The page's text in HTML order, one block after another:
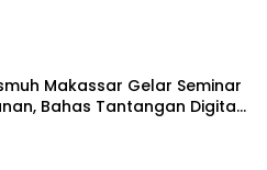
Makassar Gelar Seminar
Bahas Tantangan Digital